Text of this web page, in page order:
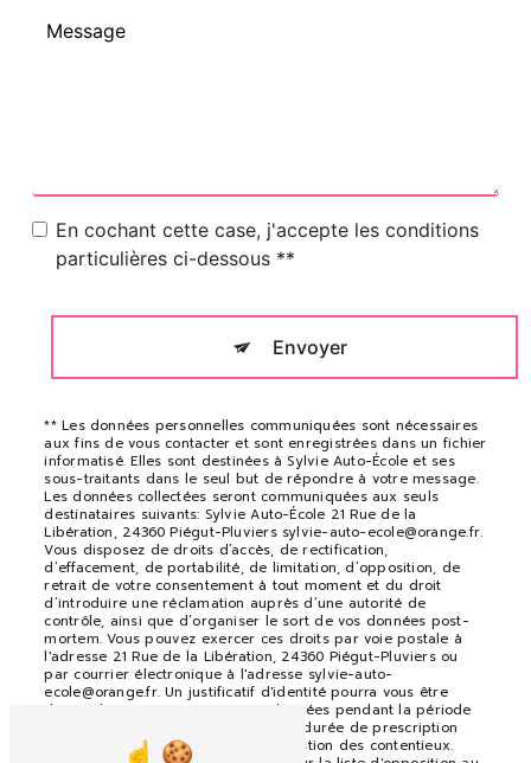
En cochant cette case, j'accepte les conditions
particulières ci-dessous **
Envoyer
** Les données personnelles communiquées sont nécessaires
aux fins de vous contacter et sont enregistrées dans un fichier
informatisé. Elles sont destinées à Sylvie Auto-École et ses
sous-traitants dans le seul but de répondre à votre message.
Les données collectées seront communiquées aux seuls
destinataires suivants: Sylvie Auto-École 21 Rue de la
Libération, 24360 Piégut-Pluviers sylvie-auto-ecole@orange.fr.
Vous disposez de droits d’accès, de rectification,
d’effacement, de portabilité, de limitation, d’opposition, de
retrait de votre consentement à tout moment et du droit
d’introduire une réclamation auprès d’une autorité de
contrôle, ainsi que d’organiser le sort de vos données post-
mortem. Vous pouvez exercer ces droits par voie postale à
l'adresse 21 Rue de la Libération, 24360 Piégut-Pluviers ou
par courrier électronique à l'adresse sylvie-auto-
ecole@orange.fr. Un justificatif d'identité pourra vous être
demandé. Nous conservons vos données pendant la période
de prise de contact puis pendant la durée de prescription
légale aux fins probatoires et de gestion des contentieux.